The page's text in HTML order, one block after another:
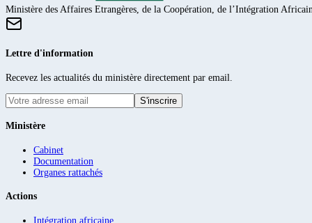
Ministère des Affaires Etrangères, de la Coopération, de l’Intégration
Lettre d'information
Recevez les actualités du ministère directement par email.
S'inscrire
Ministère
Cabinet
Documentation
Organes rattachés
Actions
Intégration africaine